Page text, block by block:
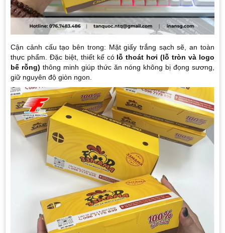
Cận cảnh cấu tạo bên trong: Mặt giấy trắng sạch sẽ, an toàn
thực phẩm. Đặc biệt, thiết kế có lỗ thoát hơi (lỗ tròn và logo
bế rỗng) thông minh giúp thức ăn nóng không bị đọng sương,
giữ nguyên độ giòn ngon.